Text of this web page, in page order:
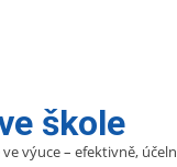
škole
výuce – efektivně,